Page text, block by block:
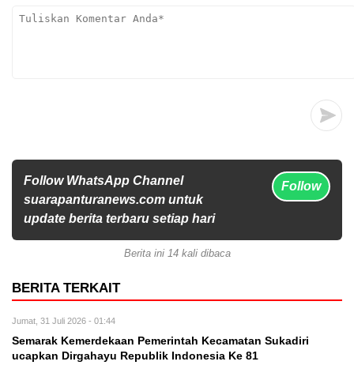
Follow WhatsApp Channel
suarapanturanews.com untuk
update berita terbaru setiap hari
Follow
Berita ini 14 kali dibaca
BERITA TERKAIT
Jumat, 31 Juli 2026 - 01:44
Semarak Kemerdekaan Pemerintah Kecamatan Sukadiri
ucapkan Dirgahayu Republik Indonesia Ke 81